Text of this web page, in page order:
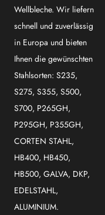
Wellbleche. Wir liefern
schnell und zuverlässig
in Europa und bieten
Ihnen die gewünschten
Stahlsorten: S235,
S275, S355, S500,
S700, P265GH,
P295GH, P355GH,
CORTEN STAHL,
HB400, HB450,
HB500, GALVA, DKP,
EDELSTAHL,
ALUMINIUM.